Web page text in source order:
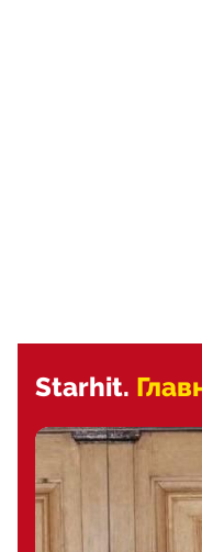
Starhit.